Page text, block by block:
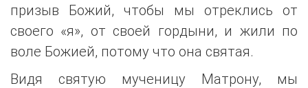
призыв Божий, чтобы мы отреклись от
своего «я», от своей гордыни, и жили по
воле Божией, потому что она святая.
Видя святую мученицу Матрону, мы